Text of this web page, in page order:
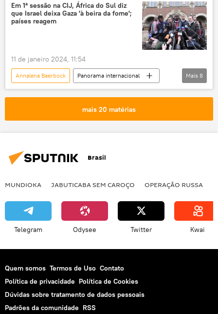
Israel
Rafah
Cairo
Hamas
Forças de Defesa de Israel (FDI)
The Times of Israel
Ministério das Relações Exteriores
Oriente Médio e África
Em 1ª sessão na CIJ, África do Sul diz
que Israel deixa Gaza 'à beira da fome';
países reagem
11 de janeiro 2024, 11:54
Annalena Baerbock
Panorama internacional
África do Sul
Israel
Faixa de Gaza
Centro de Informação Judicial (CIJ)
Hamas
Tribunal de Haia
Palestina
Mais 8
mais 20 matérias
Brasil
MUNDIOKA JABUTICABA SEM CAROÇO OPERAÇÃO RUSSA
Telegram Odysee Twitter Kwai
Quem somos Termos de Uso Contato
Política de privacidade Política de Cookies
Dúvidas sobre tratamento de dados pessoais
Padrões da comunidade RSS